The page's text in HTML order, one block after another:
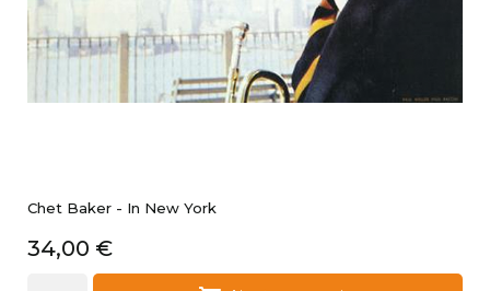
Chet Baker - In New York
Prix
34,00 €